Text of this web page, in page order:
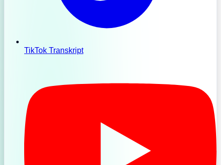
TikTok Transkript